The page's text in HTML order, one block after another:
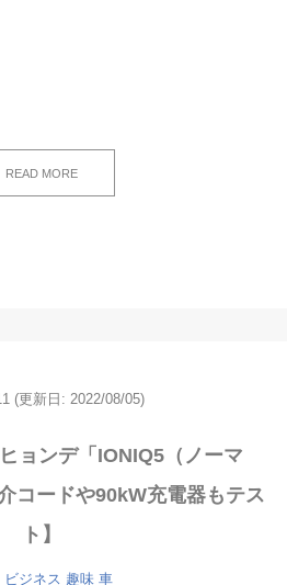
READ MORE
(更新日: 2022/08/05)
ョンデ「IONIQ5（ノーマ
コードや90kW充電器もテス
ト】
ビジネス 趣味 車